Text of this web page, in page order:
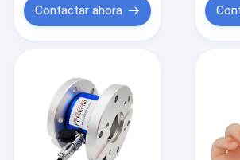
Contactar ahora